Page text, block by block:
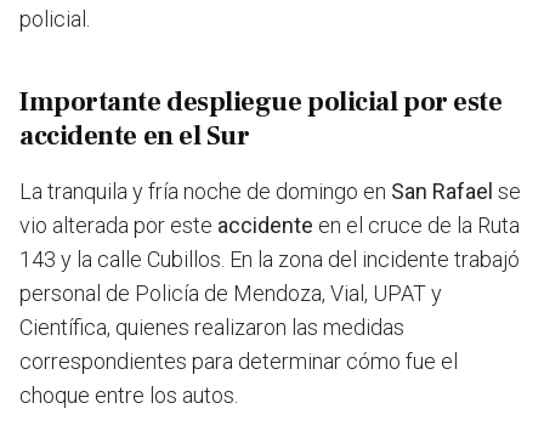
policial.
Importante despliegue policial por este
accidente en el Sur
La tranquila y fría noche de domingo en San Rafael se
vio alterada por este accidente en el cruce de la Ruta
143 y la calle Cubillos. En la zona del incidente trabajó
personal de Policía de Mendoza, Vial, UPAT y
Científica, quienes realizaron las medidas
correspondientes para determinar cómo fue el
choque entre los autos.